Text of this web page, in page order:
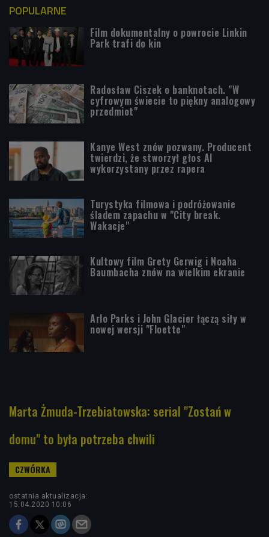
POPULARNE
Film dokumentalny o powrocie Linkin
Park trafi do kin
Radosław Ciszek o banknotach. "W
cyfrowym świecie to piękny analogowy
przedmiot"
Kanye West znów pozwany. Producent
twierdzi, że stworzył głos AI
wykorzystany przez rapera
Turystyka filmowa i podróżowanie
śladem zapachu w "City break.
Wakacje"
Kultowy film Grety Gerwig i Noaha
Baumbacha znów na wielkim ekranie
Arlo Parks i John Glacier łączą siły w
nowej wersji "Floette"
Marta Żmuda-Trzebiatowska: serial "Zostań w
domu" to była potrzeba chwili
ostatnia aktualizacja:
15.04.2020 10:06